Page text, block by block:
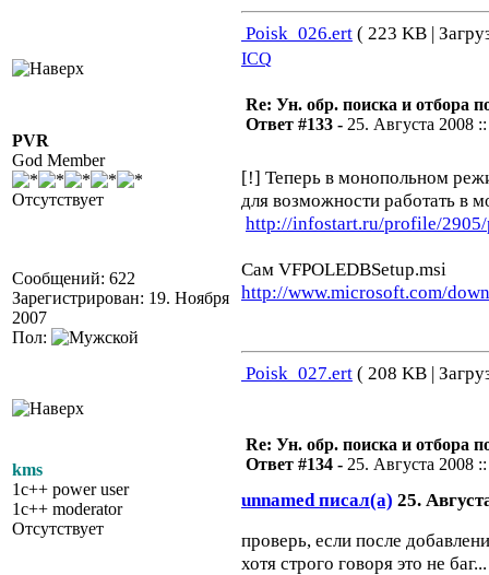
Poisk_026.ert ( 223 KB |
ICQ
PVR
God Member
Отсутствует
Сообщений: 622
Зарегистрирован: 19. Ноября
2007
Пол:
Re: Ун. обр. поиска и отбора
Ответ #133 - 25. Августа 2008
[!] Теперь в монопольном
для возможности работать в
http://infostart.ru/profile/
Сам VFPOLEDBSetup.msi
http://www.microsoft.com/
Poisk_027.ert ( 208 KB |
kms
1c++ power user
1c++ moderator
Отсутствует
Re: Ун. обр. поиска и отбора
Ответ #134 - 25. Августа 2008
unnamed писал(а) 25.
проверь, если после
хотя строго говоря это не